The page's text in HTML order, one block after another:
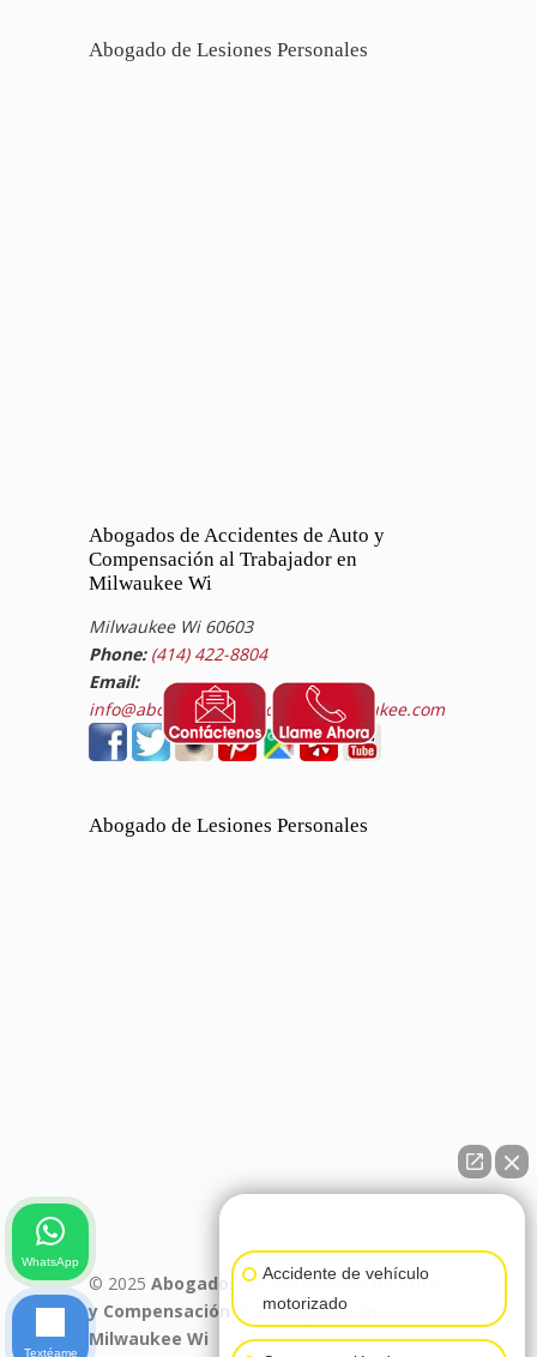
Abogado de Lesiones Personales
Abogados de Accidentes de Auto y
Compensación al Trabajador en
Milwaukee Wi
Milwaukee Wi 60603
Phone: (414) 422-8804
Email:
info@abogadosdeaccidentesmilwaukee.com
Abogado de Lesiones Personales
© 2025 Abogados de Accidentes de Auto
y Compensación al Trabajador en
Milwaukee Wi
Accidente de vehículo
motorizado
WhatsApp
Textéame